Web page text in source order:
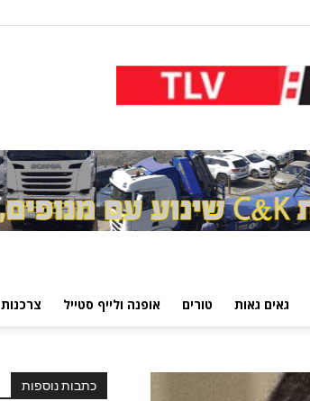
גאים גאות טורים אופנה ולייף סטייל צרכנות
כתבות נוספות